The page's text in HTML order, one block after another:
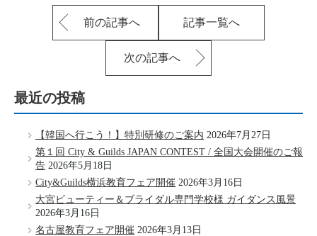
前の記事へ 記事一覧へ
次の記事へ
最近の投稿
【韓国へ行こう！】特別研修のご案内 2026年7月27日
第１回 City & Guilds JAPAN CONTEST / 全国大会開催のご報
告 2026年5月18日
City&Guilds横浜教育フェア開催 2026年3月16日
大宮ビューティー＆ブライダル専門学校様 ガイダンス風景
2026年3月16日
名古屋教育フェア開催 2026年3月13日